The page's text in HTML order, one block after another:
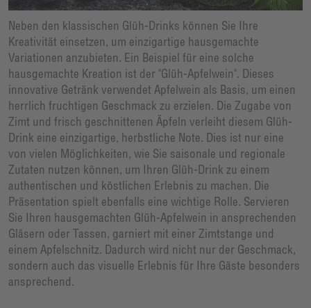
Neben den klassischen Glüh-Drinks können Sie Ihre
Kreativität einsetzen, um einzigartige hausgemachte
Variationen anzubieten. Ein Beispiel für eine solche
hausgemachte Kreation ist der "Glüh-Apfelwein". Dieses
innovative Getränk verwendet Apfelwein als Basis, um einen
herrlich fruchtigen Geschmack zu erzielen. Die Zugabe von
Zimt und frisch geschnittenen Äpfeln verleiht diesem Glüh-
Drink eine einzigartige, herbstliche Note. Dies ist nur eine
von vielen Möglichkeiten, wie Sie saisonale und regionale
Zutaten nutzen können, um Ihren Glüh-Drink zu einem
authentischen und köstlichen Erlebnis zu machen. Die
Präsentation spielt ebenfalls eine wichtige Rolle. Servieren
Sie Ihren hausgemachten Glüh-Apfelwein in ansprechenden
Gläsern oder Tassen, garniert mit einer Zimtstange und
einem Apfelschnitz. Dadurch wird nicht nur der Geschmack,
sondern auch das visuelle Erlebnis für Ihre Gäste besonders
ansprechend.